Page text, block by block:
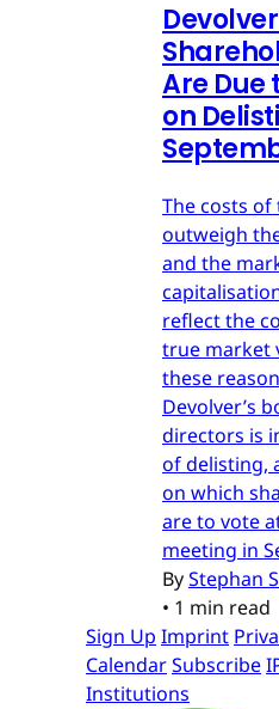
Are Due
on
The costs
outweigh
and the
reflect the
true market
these
Devolver’s
directors is
of delisting,
on which
are to vote
meeting in
ByStephan
• 1 min read
Sign Up Imprint
CalendarSubscribe
Institutions